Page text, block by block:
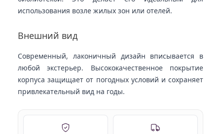
использования возле жилых зон или отелей.
Внешний вид
Современный, лаконичный дизайн вписывается в
любой экстерьер. Высококачественное покрытие
корпуса защищает от погодных условий и сохраняет
привлекательный вид на годы.